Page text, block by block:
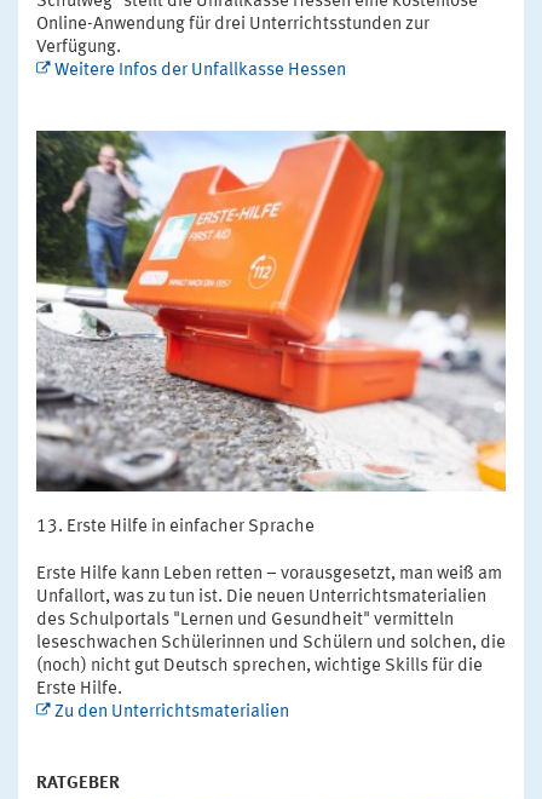
Online-Anwendung für drei Unterrichtsstunden zur
Verfügung.
Weitere Infos der Unfallkasse Hessen
Erste Hilfe in einfacher Sprache
Erste Hilfe kann Leben retten – vorausgesetzt, man weiß am
Unfallort, was zu tun ist. Die neuen Unterrichtsmaterialien
des Schulportals "Lernen und Gesundheit" vermitteln
leseschwachen Schülerinnen und Schülern und solchen, die
(noch) nicht gut Deutsch sprechen, wichtige Skills für die
Erste Hilfe.
Zu den Unterrichtsmaterialien
RATGEBER